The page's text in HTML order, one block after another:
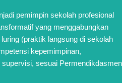
pemimpin sekolah profesional
yang menggabungkan
(praktik langsung di sekolah
kepemimpinan,
sesuai Permendikdasmen